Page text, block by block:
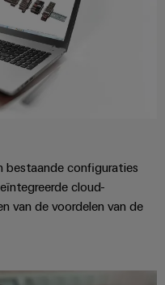
bestaande configuraties
cloud-
van de voordelen van de